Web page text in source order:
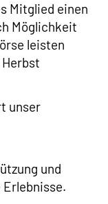
Mitglied einen
Möglichkeit
leisten
unser
und